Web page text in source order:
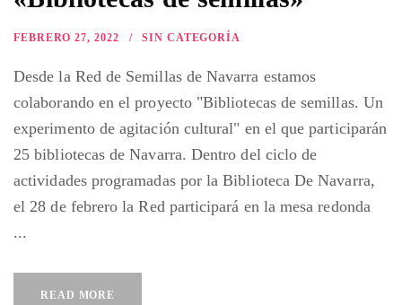
FEBRERO 27, 2022 SIN CATEGORÍA
Desde la Red de Semillas de Navarra estamos
colaborando en el proyecto "Bibliotecas de semillas. Un
experimento de agitación cultural" en el que participarán
25 bibliotecas de Navarra. Dentro del ciclo de
actividades programadas por la Biblioteca De Navarra,
el 28 de febrero la Red participará en la mesa redonda
...
READ MORE